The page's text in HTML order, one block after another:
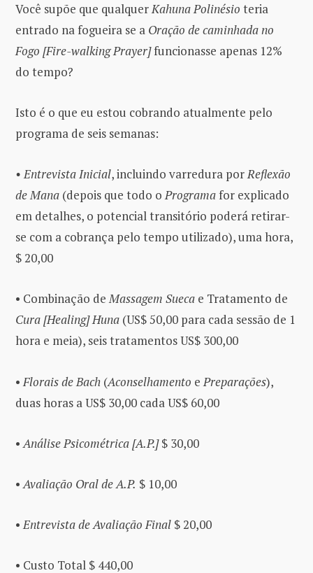
Você supõe que qualquerKahuna Polinésio teria
entrado na fogueira se a Oração de caminhada no
Fogo [Fire-walking Prayer]funcionasse apenas 12%
do tempo?
Isto é o que eu estou cobrando atualmente pelo
programa de seis semanas:
• Entrevista Inicial, incluindo varredura porReflexão
de Mana (depois que todo oProgramafor explicado
em detalhes, o potencial transitório poderá retirar-
se com a cobrança pelo tempo utilizado), uma hora,
$ 20,00
• Combinação deMassagem Sueca e Tratamento de
Cura [Healing] Huna (US$ 50,00 para cada sessão de 1
hora e meia), seis tratamentos US$ 300,00
• Florais de Bach (Aconselhamento e Preparações),
duas horas a US$ 30,00 cada US$ 60,00
• Análise Psicométrica [A.P.]$ 30,00
•Avaliação Oral de A.P. $ 10,00
•Entrevista de Avaliação Final $ 20,00
• Custo Total $ 440,00